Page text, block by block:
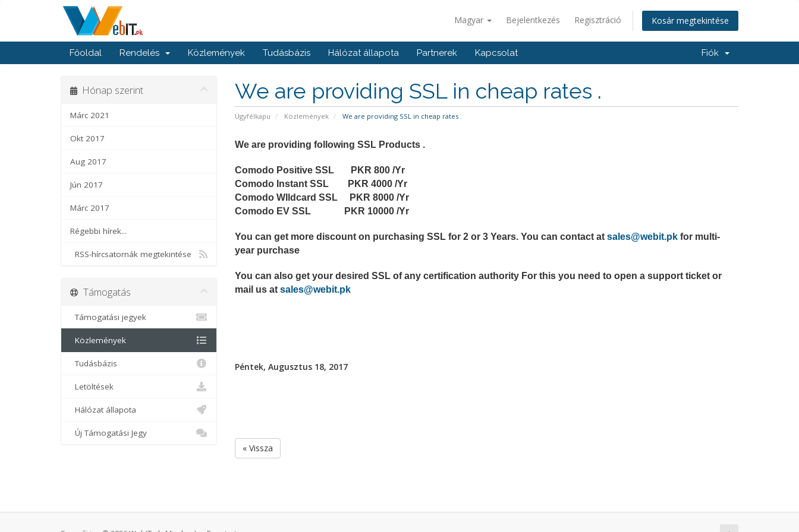
Magyar Bejelentkezés Regisztráció Kosár megtekintése
Főoldal Rendelés Közlemények Tudásbázis Hálózat állapota Partnerek Kapcsolat Fiók
We are providing SSL in cheap rates .
Ügyfélkapu Közlemények We are providing SSL in cheap rates .
Hónap szerint
Márc 2021
Okt 2017
Aug 2017
Jún 2017
Márc 2017
Régebbi hírek...
RSS-hírcsatornák megtekintése
We are providing following SSL Products .
Comodo Positive SSL PKR 800 /Yr
Comodo Instant SSL PKR 4000 /Yr
Comodo WIldcard SSL PKR 8000 /Yr
Comodo EV SSL PKR 10000 /Yr
You can get more discount on purchasing SSL for 2 or 3 Years. You can contact at sales@webit.pkfor multi-
year purchase
You can also get your desired SSL of any certification authority For this you need to open a support ticket or
mail us at sales@webit.pk
Péntek, Augusztus 18, 2017
« Vissza
Támogatás
Támogatási jegyek
Közlemények
Tudásbázis
Letöltések
Hálózat állapota
Új Támogatási Jegy